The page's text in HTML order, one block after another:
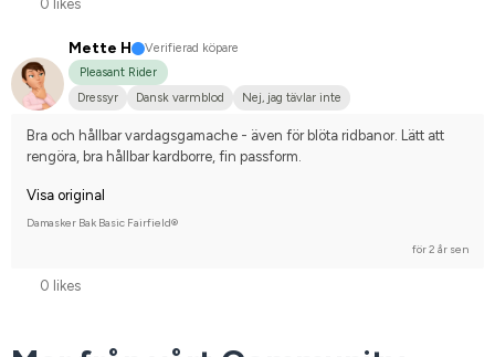
0 likes
Mette H
Verifierad köpare
Pleasant Rider
Dressyr
Dansk varmblod Nej, jag tävlar inte
Bra och hållbar vardagsgamache - även för blöta ridbanor. Lätt att
rengöra, bra hållbar kardborre, fin passform.
Visa original
Damasker Bak Basic Fairfield®
för 2 år sen
0 likes